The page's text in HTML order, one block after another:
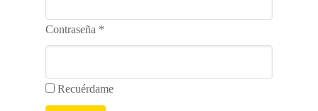
Contraseña *
Recuérdame